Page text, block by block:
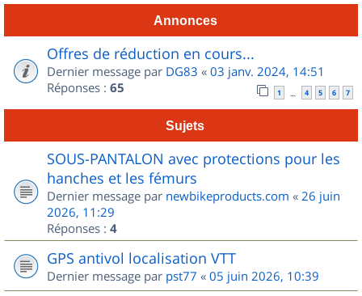
Annonces
Offres de réduction en cours...
Dernier message par DG83 « 03 janv. 2024, 14:51
Réponses : 65 1 … 4 5 6 7
Sujets
SOUS-PANTALON avec protections pour les
hanches et les fémurs
Dernier message par newbikeproducts.com « 26 juin
2026, 11:29
Réponses : 4
GPS antivol localisation VTT
Dernier message par pst77 « 05 juin 2026, 10:39